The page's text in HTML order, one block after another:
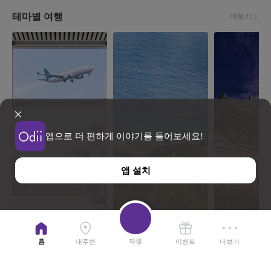
앱으로 더 편하게 이야기를 들어보세요!
앱 설치
테마별 여행 더보기
지역공항과 함께하는 소도시 여행 한눈에 담는
홈 내주변 재생 이벤트 더보기